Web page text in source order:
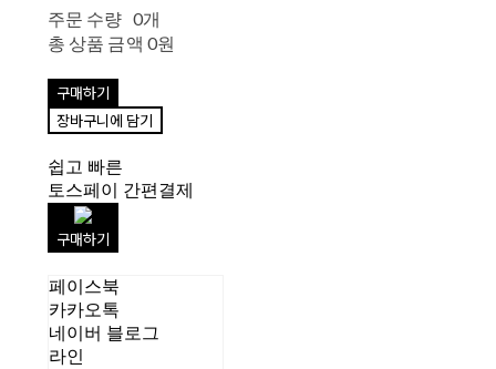
주문 수량 0개
총 상품 금액 0원
구매하기
장바구니에 담기
쉽고 빠른
토스페이 간편결제
구매하기
페이스북
카카오톡
네이버 블로그
라인